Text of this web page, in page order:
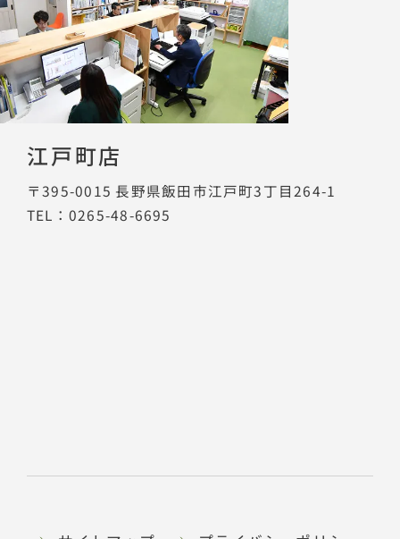
江戸町店
〒395-0015 長野県飯田市江戸町3丁目264-1
TEL：0265-48-6695